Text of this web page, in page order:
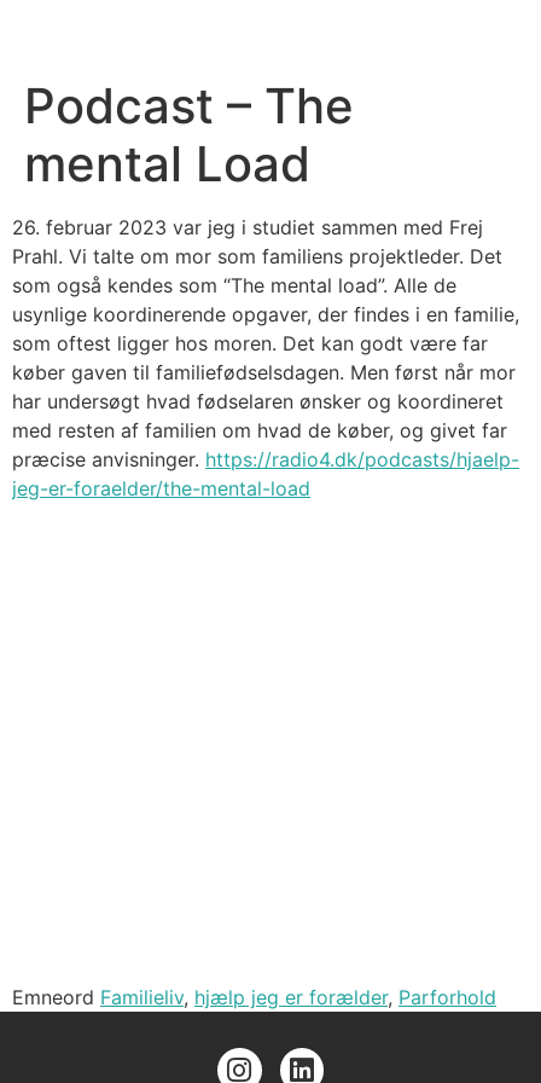
Podcast – The
mental Load
26. februar 2023 var jeg i studiet sammen med Frej
Prahl. Vi talte om mor som familiens projektleder. Det
som også kendes som “The mental load”. Alle de
usynlige koordinerende opgaver, der findes i en familie,
som oftest ligger hos moren. Det kan godt være far
køber gaven til familiefødselsdagen. Men først når mor
har undersøgt hvad fødselaren ønsker og koordineret
med resten af familien om hvad de køber, og givet far
præcise anvisninger. https://radio4.dk/podcasts/hjaelp-
jeg-er-foraelder/the-mental-load
Emneord Familieliv, hjælp jeg er forælder, Parforhold